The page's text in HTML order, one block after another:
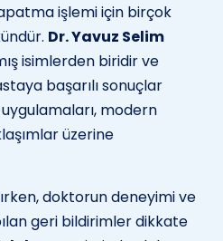
işlemi için birçok
Dr. Yavuz Selim
isimlerden biridir ve
başarılı sonuçlar
modern
üzerine
doktorun deneyimi ve
geri bildirimler dikkate